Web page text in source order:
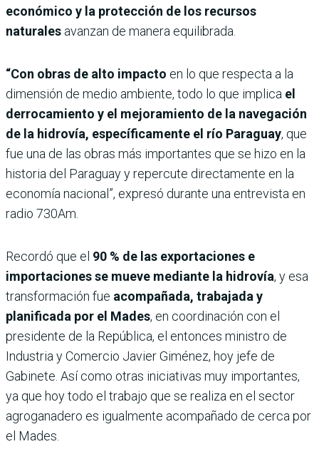
económico y la protección de los recursos
naturales avanzan de manera equilibrada.
“Con obras de alto impacto en lo que respecta a la
dimensión de medio ambiente, todo lo que implica el
derrocamiento y el mejoramiento de la navegación
de la hidrovía, específicamente el río Paraguay, que
fue una de las obras más importantes que se hizo en la
historia del Paraguay y repercute directamente en la
economía nacional”, expresó durante una entrevista en
radio 730Am.
Recordó que el 90 % de las exportaciones e
importaciones se mueve mediante la hidrovía, y esa
transformación fue acompañada, trabajada y
planificada por el Mades, en coordinación con el
presidente de la República, el entonces ministro de
Industria y Comercio Javier Giménez, hoy jefe de
Gabinete. Así como otras iniciativas muy importantes,
ya que hoy todo el trabajo que se realiza en el sector
agroganadero es igualmente acompañado de cerca por
el Mades.